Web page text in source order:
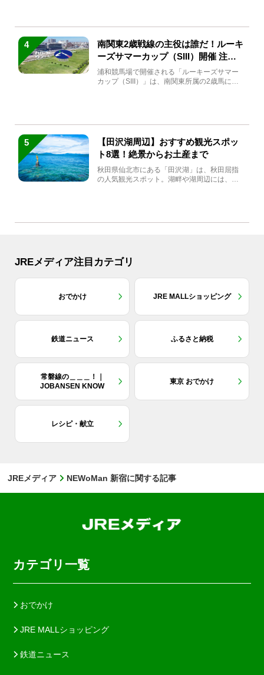
4
南関東2歳戦線の主役は誰だ！ルーキ
ーズサマーカップ（SIII）開催 注目
馬と見どころをチェック
浦和競馬場で開催される「ルーキーズサマー
カップ（SIII）」は、南関東所属の2歳馬によ
5
【田沢湖周辺】おすすめ観光スポッ
ト8選！絶景からお土産まで
秋田県仙北市にある「田沢湖」は、秋田屈指
の人気観光スポット。湖畔や湖周辺には、田
JREメディア注目カテゴリ
おでかけ JRE MALLショッピング
鉄道ニュース ふるさと納税
常磐線の＿＿＿！｜
JOBANSEN KNOW
東京 おでかけ
レシピ・献立
JREメディア NEWoMan 新宿に関する記事
カテゴリ一覧
おでかけ
JRE MALLショッピング
鉄道ニュース